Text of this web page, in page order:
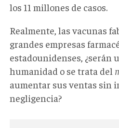
los 11 millones de casos.
Realmente, las vacunas
grandes empresas
estadounidenses, ¿serán
humanidad o se trata del
aumentar sus ventas sin
negligencia?